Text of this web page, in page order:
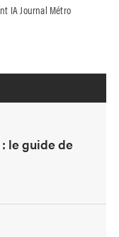
IA Journal Métro
le guide de